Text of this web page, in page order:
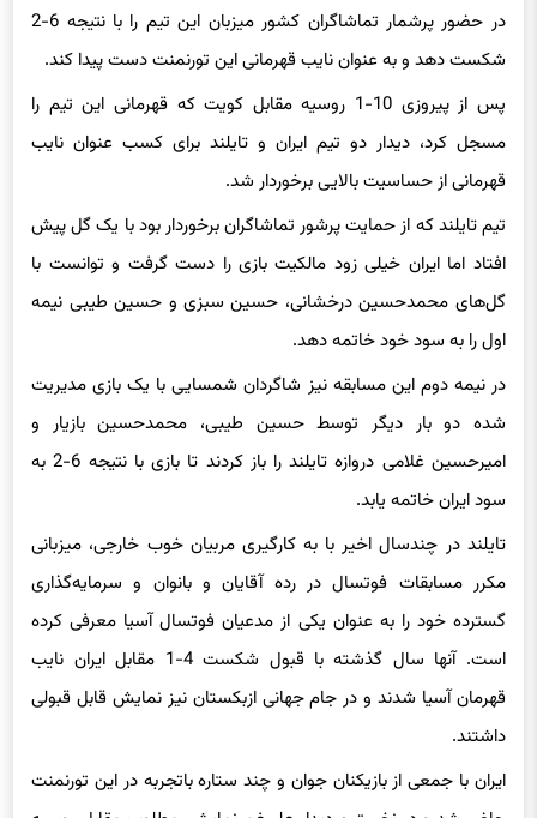
در حضور پرشمار تماشاگران کشور میزبان این تیم را با نتیجه 6-2
شکست دهد و به عنوان نایب قهرمانی این تورنمنت دست پیدا کند.
پس از پیروزی 10-1 روسیه مقابل کویت که قهرمانی این تیم را
مسجل کرد، دیدار دو تیم ایران و تایلند برای کسب عنوان نایب
قهرمانی از حساسیت بالایی برخوردار شد.
تیم تایلند که از حمایت پرشور تماشاگران برخوردار بود با یک گل پیش
افتاد اما ایران خیلی زود مالکیت بازی را دست گرفت و توانست با
گل‌های محمدحسین درخشانی، حسین سبزی و حسین طیبی نیمه
اول را به سود خود خاتمه دهد.
در نیمه دوم این مسابقه نیز شاگردان شمسایی با یک بازی مدیریت
شده دو بار دیگر توسط حسین طیبی، محمدحسین بازیار و
امیرحسین غلامی دروازه تایلند را باز کردند تا بازی با نتیجه 6-2 به
سود ایران خاتمه یابد.
تایلند در چندسال اخیر با به کارگیری مربیان خوب خارجی، میزبانی
مکرر مسابقات فوتسال در رده آقایان و بانوان و سرمایه‌گذاری
گسترده خود را به عنوان یکی از مدعیان فوتسال آسیا معرفی کرده
است. آنها سال گذشته با قبول شکست 4-1 مقابل ایران نایب
قهرمان آسیا شدند و در جام جهانی ازبکستان نیز نمایش قابل قبولی
داشتند.
ایران با جمعی از بازیکنان جوان و چند ستاره باتجربه در این تورنمنت